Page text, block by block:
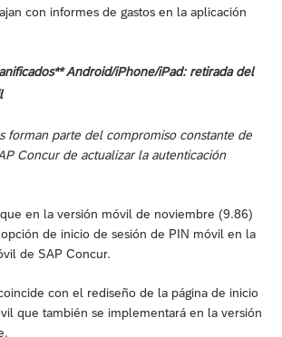
con informes de gastos en la aplicación
Android/iPhone/iPad: retirada del
forman parte del compromiso constante de
Concur de actualizar la autenticación
en la versión móvil de noviembre (9.86)
de inicio de sesión de PIN móvil en la
de SAP Concur.
con el rediseño de la página de inicio
que también se implementará en la versión